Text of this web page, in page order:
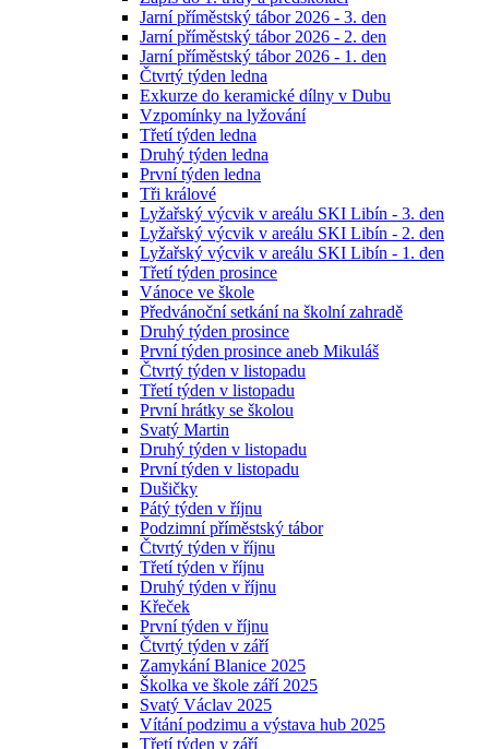
Jarní příměstský tábor 2026 - 3. den
Jarní příměstský tábor 2026 - 2. den
Jarní příměstský tábor 2026 - 1. den
Čtvrtý týden ledna
Exkurze do keramické dílny v Dubu
Vzpomínky na lyžování
Třetí týden ledna
Druhý týden ledna
První týden ledna
Tři králové
Lyžařský výcvik v areálu SKI Libín - 3. den
Lyžařský výcvik v areálu SKI Libín - 2. den
Lyžařský výcvik v areálu SKI Libín - 1. den
Třetí týden prosince
Vánoce ve škole
Předvánoční setkání na školní zahradě
Druhý týden prosince
První týden prosince aneb Mikuláš
Čtvrtý týden v listopadu
Třetí týden v listopadu
První hrátky se školou
Svatý Martin
Druhý týden v listopadu
První týden v listopadu
Dušičky
Pátý týden v říjnu
Podzimní příměstský tábor
Čtvrtý týden v říjnu
Třetí týden v říjnu
Druhý týden v říjnu
Křeček
První týden v říjnu
Čtvrtý týden v září
Zamykání Blanice 2025
Školka ve škole září 2025
Svatý Václav 2025
Vítání podzimu a výstava hub 2025
Třetí týden v září